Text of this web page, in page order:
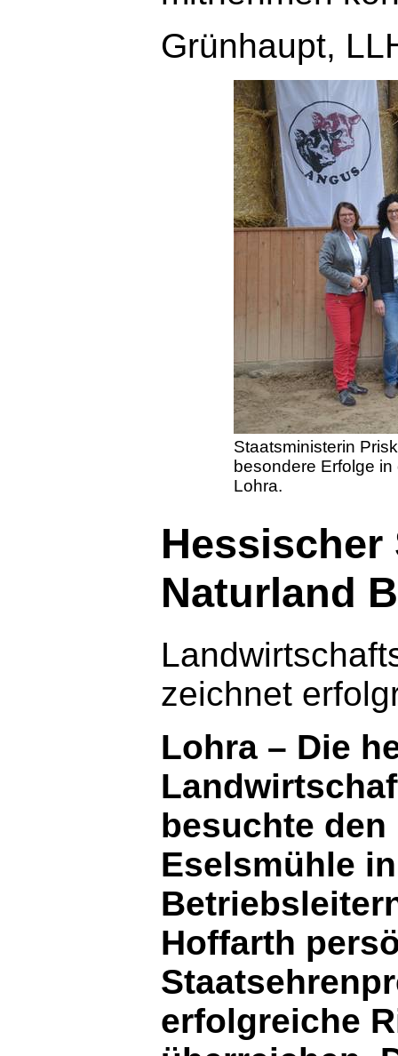
Grünhaupt,
Staatsministerin
besondere Erfolge
Lohra.
Naturland
zeichnet
Lohra – Die
besuchte
Eselsmühle
Hoffarth
erfolgreiche